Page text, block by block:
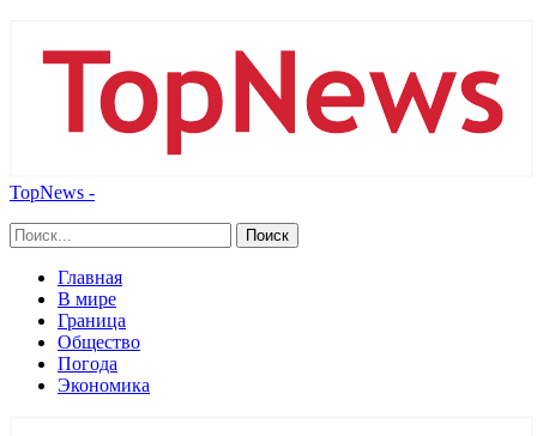
TopNews -
Главная
В мире
Граница
Общество
Погода
Экономика